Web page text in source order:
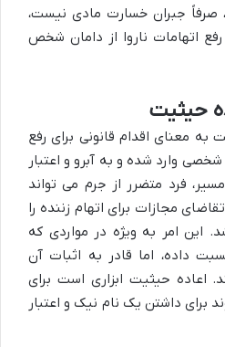
، صرفاً جبران خسارت مادی نیست،
رفع اتهامات ناروا از دامان شخص
حیثیت
به معنای اقدام قانونی برای رفع
وارد شده و به آبرو و اعتبار
فرد متضرر از جرم می تواند
مجازات برای اتهام زننده را
این امر به ویژه در مواردی که
داده، اما قادر به اثبات آن
اعاده حیثیت ابزاری است برای
برای داشتن یک نام نیک و اعتبار